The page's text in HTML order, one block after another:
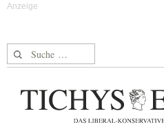
Suche nach: